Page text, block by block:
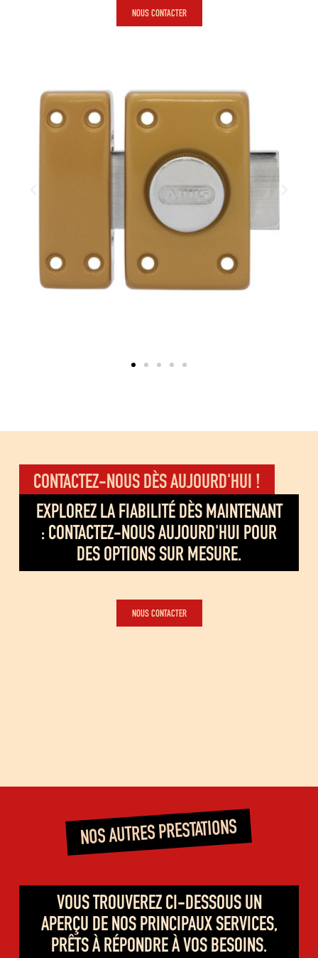
NOUS CONTACTER
CONTACTEZ-NOUS DÈS AUJOURD'HUI !
EXPLOREZ LA FIABILITÉ DÈS MAINTENANT
: CONTACTEZ-NOUS AUJOURD'HUI POUR
DES OPTIONS SUR MESURE.
NOUS CONTACTER
NOS AUTRES PRESTATIONS
VOUS TROUVEREZ CI-DESSOUS UN
APERÇU DE NOS PRINCIPAUX SERVICES,
PRÊTS À RÉPONDRE À VOS BESOINS.